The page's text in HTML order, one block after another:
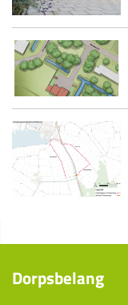
Dorpsbelang